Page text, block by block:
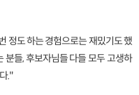
정도 하는 경험으로는 재밌기도 했
분들, 후보자님들 다들 모두 고생하
."